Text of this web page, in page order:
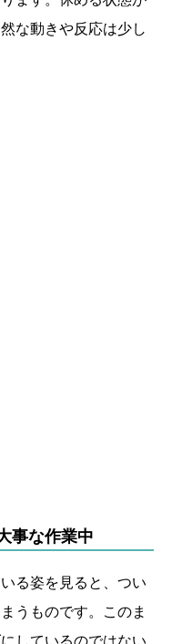
な動きや反応は少し
事な作業中
る姿を見ると、つい
うものです。このま